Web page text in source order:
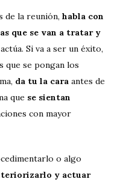
de la reunión, habla con
que se van a tratar y
Si va a ser un éxito,
que se pongan los
da tu la cara antes de
que se sientan
con mayor
o algo
y actuar